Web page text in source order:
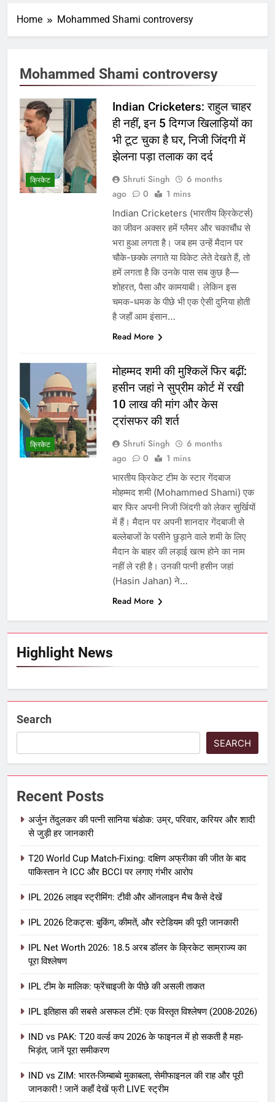
Home Mohammed Shami controversy
Highlight News
Mohammed Shami controversy
क्रिकेट
Indian Cricketers: राहुल चाहर
ही नहीं, इन 5 दिग्गज खिलाड़ियों का
भी टूट चुका है घर, निजी जिंदगी में
झेलना पड़ा तलाक का दर्द
Shruti Singh
6 months
ago
0 1 mins
Indian Cricketers (भारतीय क्रिकेटर्स)
का जीवन अक्सर हमें ग्लैमर और चकाचौंध से
भरा हुआ लगता है। जब हम उन्हें मैदान पर
चौके-छक्के लगाते या विकेट लेते देखते हैं, तो
हमें लगता है कि उनके पास सब कुछ है—
शोहरत, पैसा और कामयाबी। लेकिन इस
चमक-धमक के पीछे भी एक ऐसी दुनिया होती
है जहाँ आम इंसान…
Read More
क्रिकेट
मोहम्मद शमी की मुश्किलें फिर बढ़ीं:
हसीन जहां ने सुप्रीम कोर्ट में रखी
10 लाख की मांग और केस
ट्रांसफर की शर्त
Shruti Singh
6 months
ago
0 1 mins
भारतीय क्रिकेट टीम के स्टार गेंदबाज
मोहम्मद शमी (Mohammed Shami) एक
बार फिर अपनी निजी जिंदगी को लेकर सुर्खियों
में हैं। मैदान पर अपनी शानदार गेंदबाजी से
बल्लेबाजों के पसीने छुड़ाने वाले शमी के लिए
मैदान के बाहर की लड़ाई खत्म होने का नाम
नहीं ले रही है। उनकी पत्नी हसीन जहां
(Hasin Jahan) ने…
Read More
Search
SEARCH
Recent Posts
अर्जुन तेंदुलकर की पत्नी सानिया चंडोक: उम्र, परिवार, करियर और शादी
से जुड़ी हर जानकारी
T20 World Cup Match-Fixing: दक्षिण अफ्रीका की जीत के बाद
पाकिस्तान ने ICC और BCCI पर लगाए गंभीर आरोप
IPL 2026 लाइव स्ट्रीमिंग: टीवी और ऑनलाइन मैच कैसे देखें
IPL 2026 टिकट्स: बुकिंग, कीमतें, और स्टेडियम की पूरी जानकारी
IPL Net Worth 2026: 18.5 अरब डॉलर के क्रिकेट साम्राज्य का
पूरा विश्लेषण
IPL टीम के मालिक: फ्रेंचाइजी के पीछे की असली ताकत
IPL इतिहास की सबसे असफल टीमें: एक विस्तृत विश्लेषण (2008-2026)
IND vs PAK: T20 वर्ल्ड कप 2026 के फाइनल में हो सकती है महा-
भिड़ंत, जानें पूरा समीकरण
IND vs ZIM: भारत-जिम्बाब्वे मुकाबला, सेमीफाइनल की राह और पूरी
जानकारी ! जानें कहाँ देखें फ्री LIVE स्ट्रीम
IPL Net Worth 2026: 18.5 अरब डॉलर
आईपीएल 2026 क्रिकेट
IPL टीम के मालिक: फ्रेंचाइजी के पीछे की
असली ताकत
आईपीएल 2026 क्रिकेट